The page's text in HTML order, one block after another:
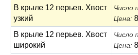
Серебро
Медь
Для Речи Посполитой
В крыле 12 перьев. Хвост
узкий
Число
Цена:
В крыле 12 перьев. Хвост
широкий
Число
Цена: